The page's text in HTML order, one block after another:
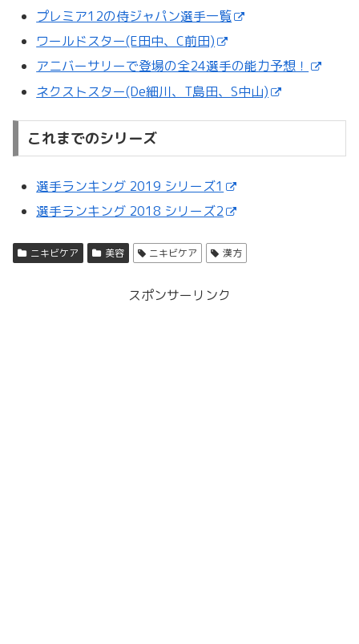
プレミア12の侍ジャパン選手一覧
ワールドスター(E田中、C前田)
アニバーサリーで登場の全24選手の能力予想！
ネクストスター(De細川、T島田、S中山)
これまでのシリーズ
選手ランキング 2019 シリーズ1
選手ランキング 2018 シリーズ2
ニキビケア 美容 ニキビケア 漢方
スポンサーリンク